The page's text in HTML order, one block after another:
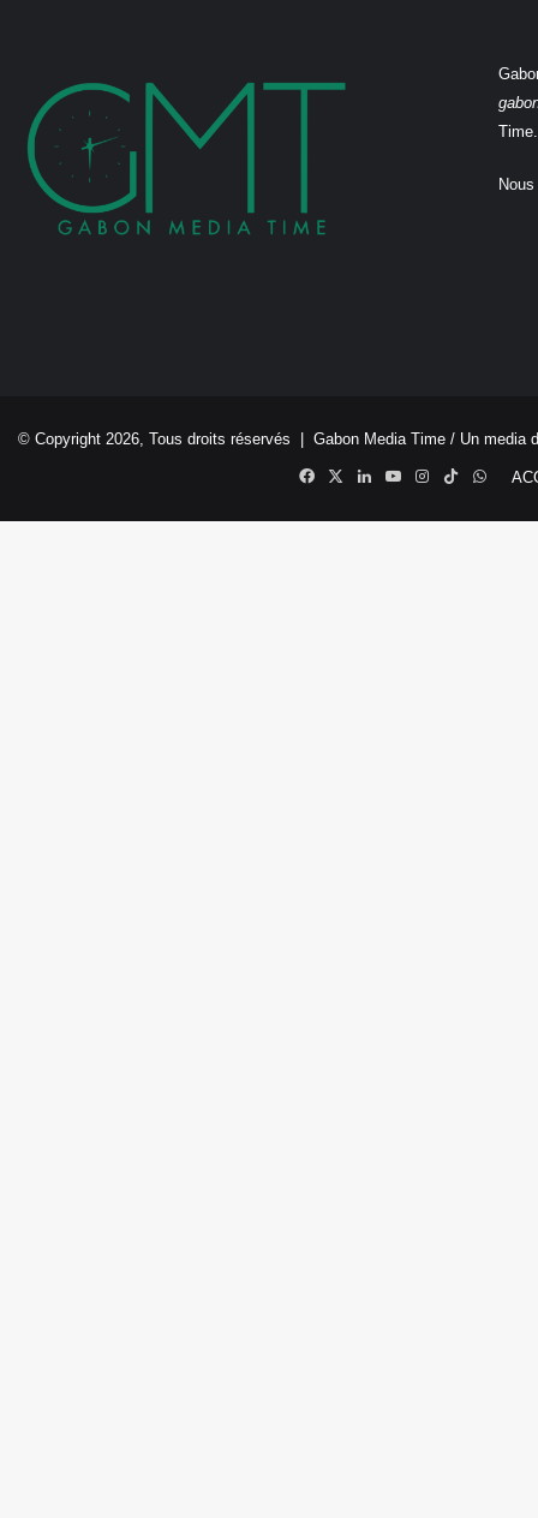
Time.
© Copyright 2026, Tous droits réservés | Gabon Media Time / Un media
Facebook
X LinkedinYouTubeInstagram
TikTok